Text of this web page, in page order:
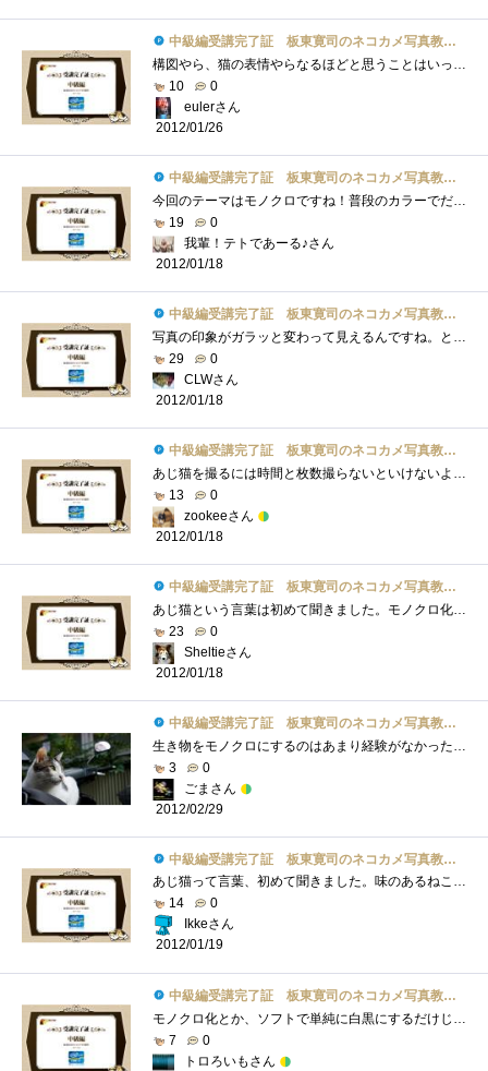
中級編受講完了証 板東寛司のネコカメ写真教室パート2
構図やら、猫の表情やらなるほどと思うことはいっぱいです。さらにモノクロなんてへたっぴ～な私が作ったら味気も何もない仕上がりになりそ�...
10
0
eulerさん
2012/01/26
中級編受講完了証 板東寛司のネコカメ写真教室パート2
今回のテーマはモノクロですね！普段のカラーでだせない味わいがあって素敵です♪ネコさんかわいい！！！ちなみに今回の画像はたまたま通り�...
19
0
我輩！テトであーる♪さん
2012/01/18
中級編受講完了証 板東寛司のネコカメ写真教室パート2
写真の印象がガラッと変わって見えるんですね。とても良いと感じました。同じことを、風景や人物で試してみるのも良いかもしれませんね。私�...
29
0
CLWさん
2012/01/18
中級編受講完了証 板東寛司のネコカメ写真教室パート2
あじ猫を撮るには時間と枚数撮らないといけないような感じですね。モノクロ写真は絵画的でいいですね。カラーが当たり前の今では逆に新鮮に�...
13
0
zookeeさん
2012/01/18
中級編受講完了証 板東寛司のネコカメ写真教室パート2
あじ猫という言葉は初めて聞きました。モノクロ化も単純にモノクロに変更するだけではなくてコントラストを調整したりと猫の表情を引きたて�...
23
0
Sheltieさん
2012/01/18
中級編受講完了証 板東寛司のネコカメ写真教室パート2
生き物をモノクロにするのはあまり経験がなかったけど、やってみると雰囲気が変わって面白いと思いましたでも、そのさじ加減が難し～ レタ�...
3
0
ごまさん
2012/02/29
中級編受講完了証 板東寛司のネコカメ写真教室パート2
あじ猫って言葉、初めて聞きました。味のあるねこ？モノクロの写真もいい味出しています。昨日見たトップもモノクロでした。関係ないけど。Ph...
14
0
Ikkeさん
2012/01/19
中級編受講完了証 板東寛司のネコカメ写真教室パート2
モノクロ化とか、ソフトで単純に白黒にするだけじゃなくて色々調整してこそなんですね。その点は初めて知ったかも。これまでモノクロ写真は�...
7
0
トロろいもさん